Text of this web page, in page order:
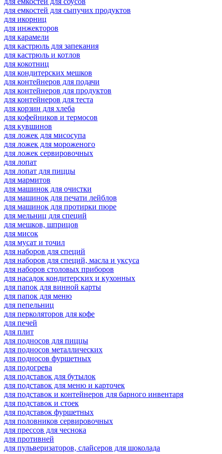
для емкостей для сыпучих продуктов
для икорниц
для инжекторов
для карамели
для кастрюль для запекания
для кастрюль и котлов
для кокотниц
для кондитерских мешков
для контейнеров для подачи
для контейнеров для продуктов
для контейнеров для теста
для корзин для хлеба
для кофейников и термосов
для кувшинов
для ложек для мисосупа
для ложек для мороженого
для ложек сервировочных
для лопат
для лопат для пиццы
для мармитов
для машинок для очистки
для машинок для печати лейблов
для машинок для протирки пюре
для мельниц для специй
для мешков, шприцов
для мисок
для мусат и точил
для наборов для специй
для наборов для специй, масла и уксуса
для наборов столовых приборов
для насадок кондитерских и кухонных
для папок для винной карты
для папок для меню
для пепельниц
для перколяторов для кофе
для печей
для плит
для подносов для пиццы
для подносов металлических
для подносов фуршетных
для подогрева
для подставок для бутылок
для подставок для меню и карточек
для подставок и контейнеров для барного инвентаря
для подставок и стоек
для подставок фуршетных
для половников сервировочных
для прессов для чеснока
для противней
для пульверизаторов, слайсеров для шоколада